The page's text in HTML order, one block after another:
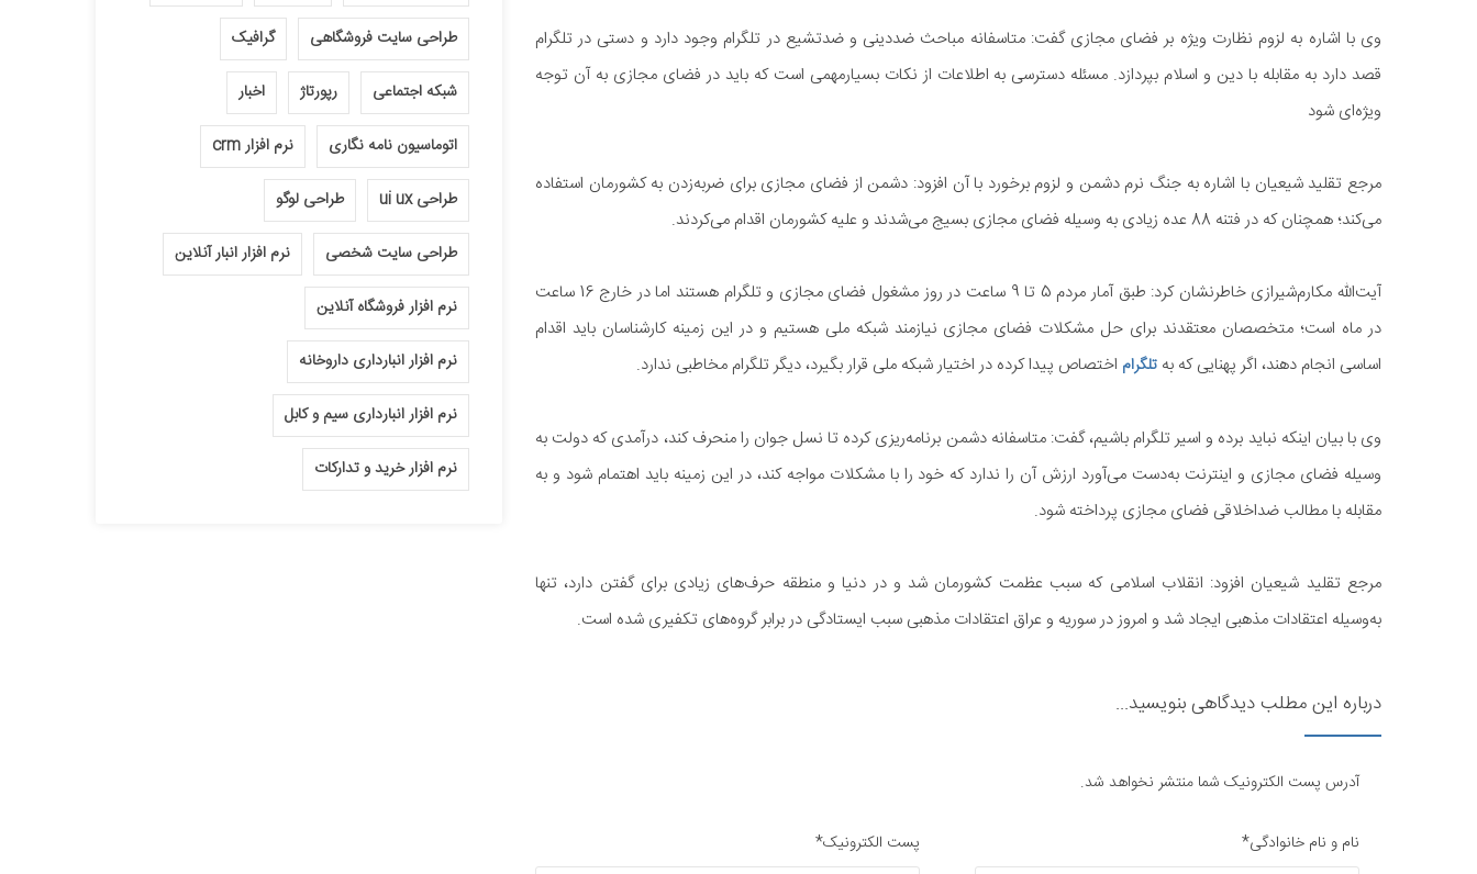
وی با اشاره به لزوم نظارت ویژه بر فضای مجازی گفت: متاسفانه مباحث ضددینی و ضدتشیع در تلگرام وجود دارد و دستی در تلگرام
قصد دارد به مقابله با دین و اسلام بپردازد. مسئله دسترسی به اطلاعات از نکات بسیارمهمی است که باید در فضای مجازی به آن توجه
ویژه‌ای شود
مرجع تقلید شیعیان با اشاره به جنگ نرم دشمن و لزوم برخورد با آن افزود: دشمن از فضای مجازی برای ضربه‌زدن به کشورمان استفاده
می‌کند؛ همچنان که در فتنه 88 عده زیادی به وسیله فضای مجازی بسیج می‌شدند و علیه کشورمان اقدام می‌کردند.
آیت‌الله مکارم‌شیرازی خاطرنشان کرد: طبق آمار مردم 5 تا 9 ساعت در روز مشغول فضای مجازی و تلگرام هستند اما در خارج 16 ساعت
در ماه است؛ متخصصان معتقدند برای حل مشکلات فضای مجازی نیازمند شبکه ملی هستیم و در این زمینه کارشناسان باید اقدام
اساسی انجام دهند، اگر پهنایی که به تلگرام اختصاص پیدا کرده در اختیار شبکه ملی قرار بگیرد، دیگر تلگرام مخاطبی ندارد.
وی با بیان اینکه نباید برده و اسیر تلگرام باشیم، گفت: متاسفانه دشمن برنامه‌ریزی کرده تا نسل جوان را منحرف کند، درآمدی که دولت به
وسیله فضای مجازی و اینترنت به‌دست می‌آورد ارزش آن را ندارد که خود را با مشکلات مواجه کند، در این زمینه باید اهتمام شود و به
مقابله با مطالب ضداخلاقی فضای مجازی پرداخته شود.
مرجع تقلید شیعیان افزود: انقلاب اسلامی که سبب عظمت کشورمان شد و در دنیا و منطقه حرف‌های زیادی برای گفتن دارد، تنها
به‌وسیله اعتقادات مذهبی ایجاد شد و امروز در سوریه و عراق اعتقادات مذهبی سبب ایستادگی در برابر گروه‌های تکفیری شده است.
درباره این مطلب دیدگاهی بنویسید...
آدرس پست الکترونیک شما منتشر نخواهد شد.
نام و نام خانوادگی* پست الکترونیک*
طراحی سایت فروشگاهی گرافیک
شبکه اجتماعی رپورتاژ اخبار
اتوماسیون نامه نگاری نرم افزار crm
طراحی ui ux طراحی لوگو
طراحی سایت شخصی نرم افزار انبار آنلاین
نرم افزار فروشگاه آنلاین
نرم افزار انبارداری داروخانه
نرم افزار انبارداری سیم و کابل
نرم افزار خرید و تدارکات